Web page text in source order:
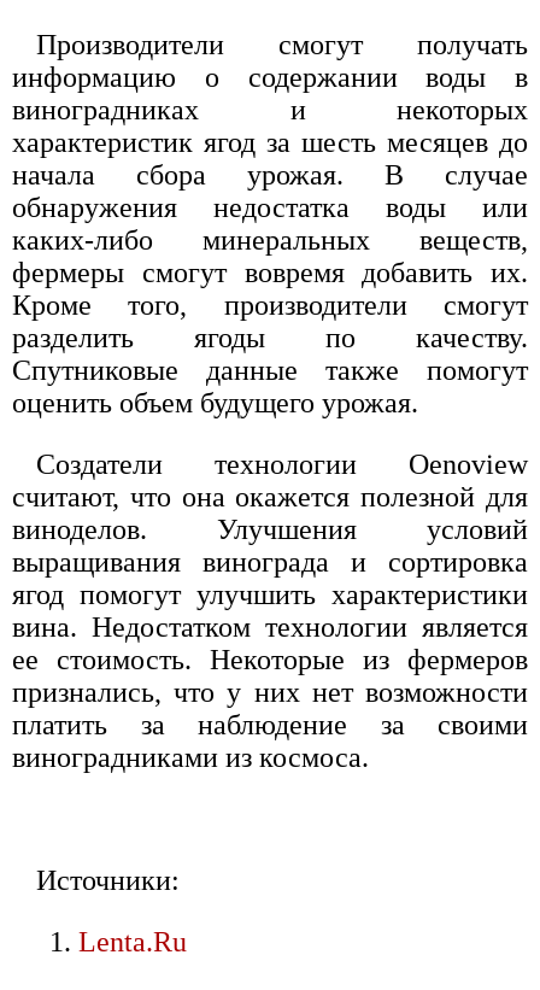
Производители смогут получать
информацию о содержании воды в
виноградниках и некоторых
характеристик ягод за шесть месяцев до
начала сбора урожая. В случае
обнаружения недостатка воды или
каких-либо минеральных веществ,
фермеры смогут вовремя добавить их.
Кроме того, производители смогут
разделить ягоды по качеству.
Спутниковые данные также помогут
оценить объем будущего урожая.
Создатели технологии Oenoview
считают, что она окажется полезной для
виноделов. Улучшения условий
выращивания винограда и сортировка
ягод помогут улучшить характеристики
вина. Недостатком технологии является
ее стоимость. Некоторые из фермеров
признались, что у них нет возможности
платить за наблюдение за своими
виноградниками из космоса.
Источники:
Lenta.Ru